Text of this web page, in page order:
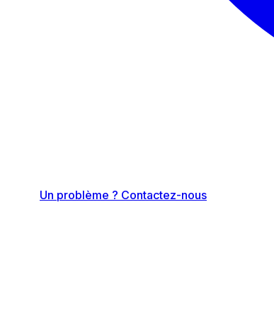
Un problème ? Contactez-nous